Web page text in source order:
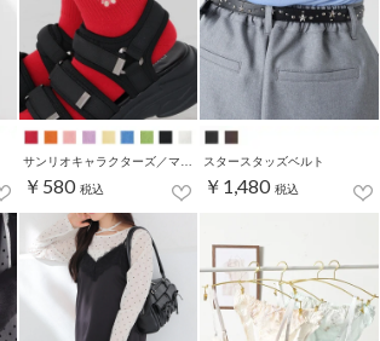
サンリオキャラクターズ／マイカラーソックス
￥580 税込
スタースタッズベルト
￥1,480 税込